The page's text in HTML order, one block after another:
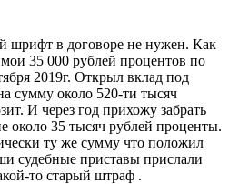
шрифт в договоре не нужен. Как
35 000 рублей процентов по
2019г. Открыл вклад под
сумму около 520-ти тысяч
И через год прихожу забрать
около 35 тысяч рублей проценты.
ту же сумму что положил
судебные приставы прислали
то старый штраф .